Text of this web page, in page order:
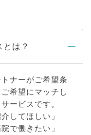
は？
ナーがご希望条
希望にマッチし
ービスです。
してほしい」
で働きたい」